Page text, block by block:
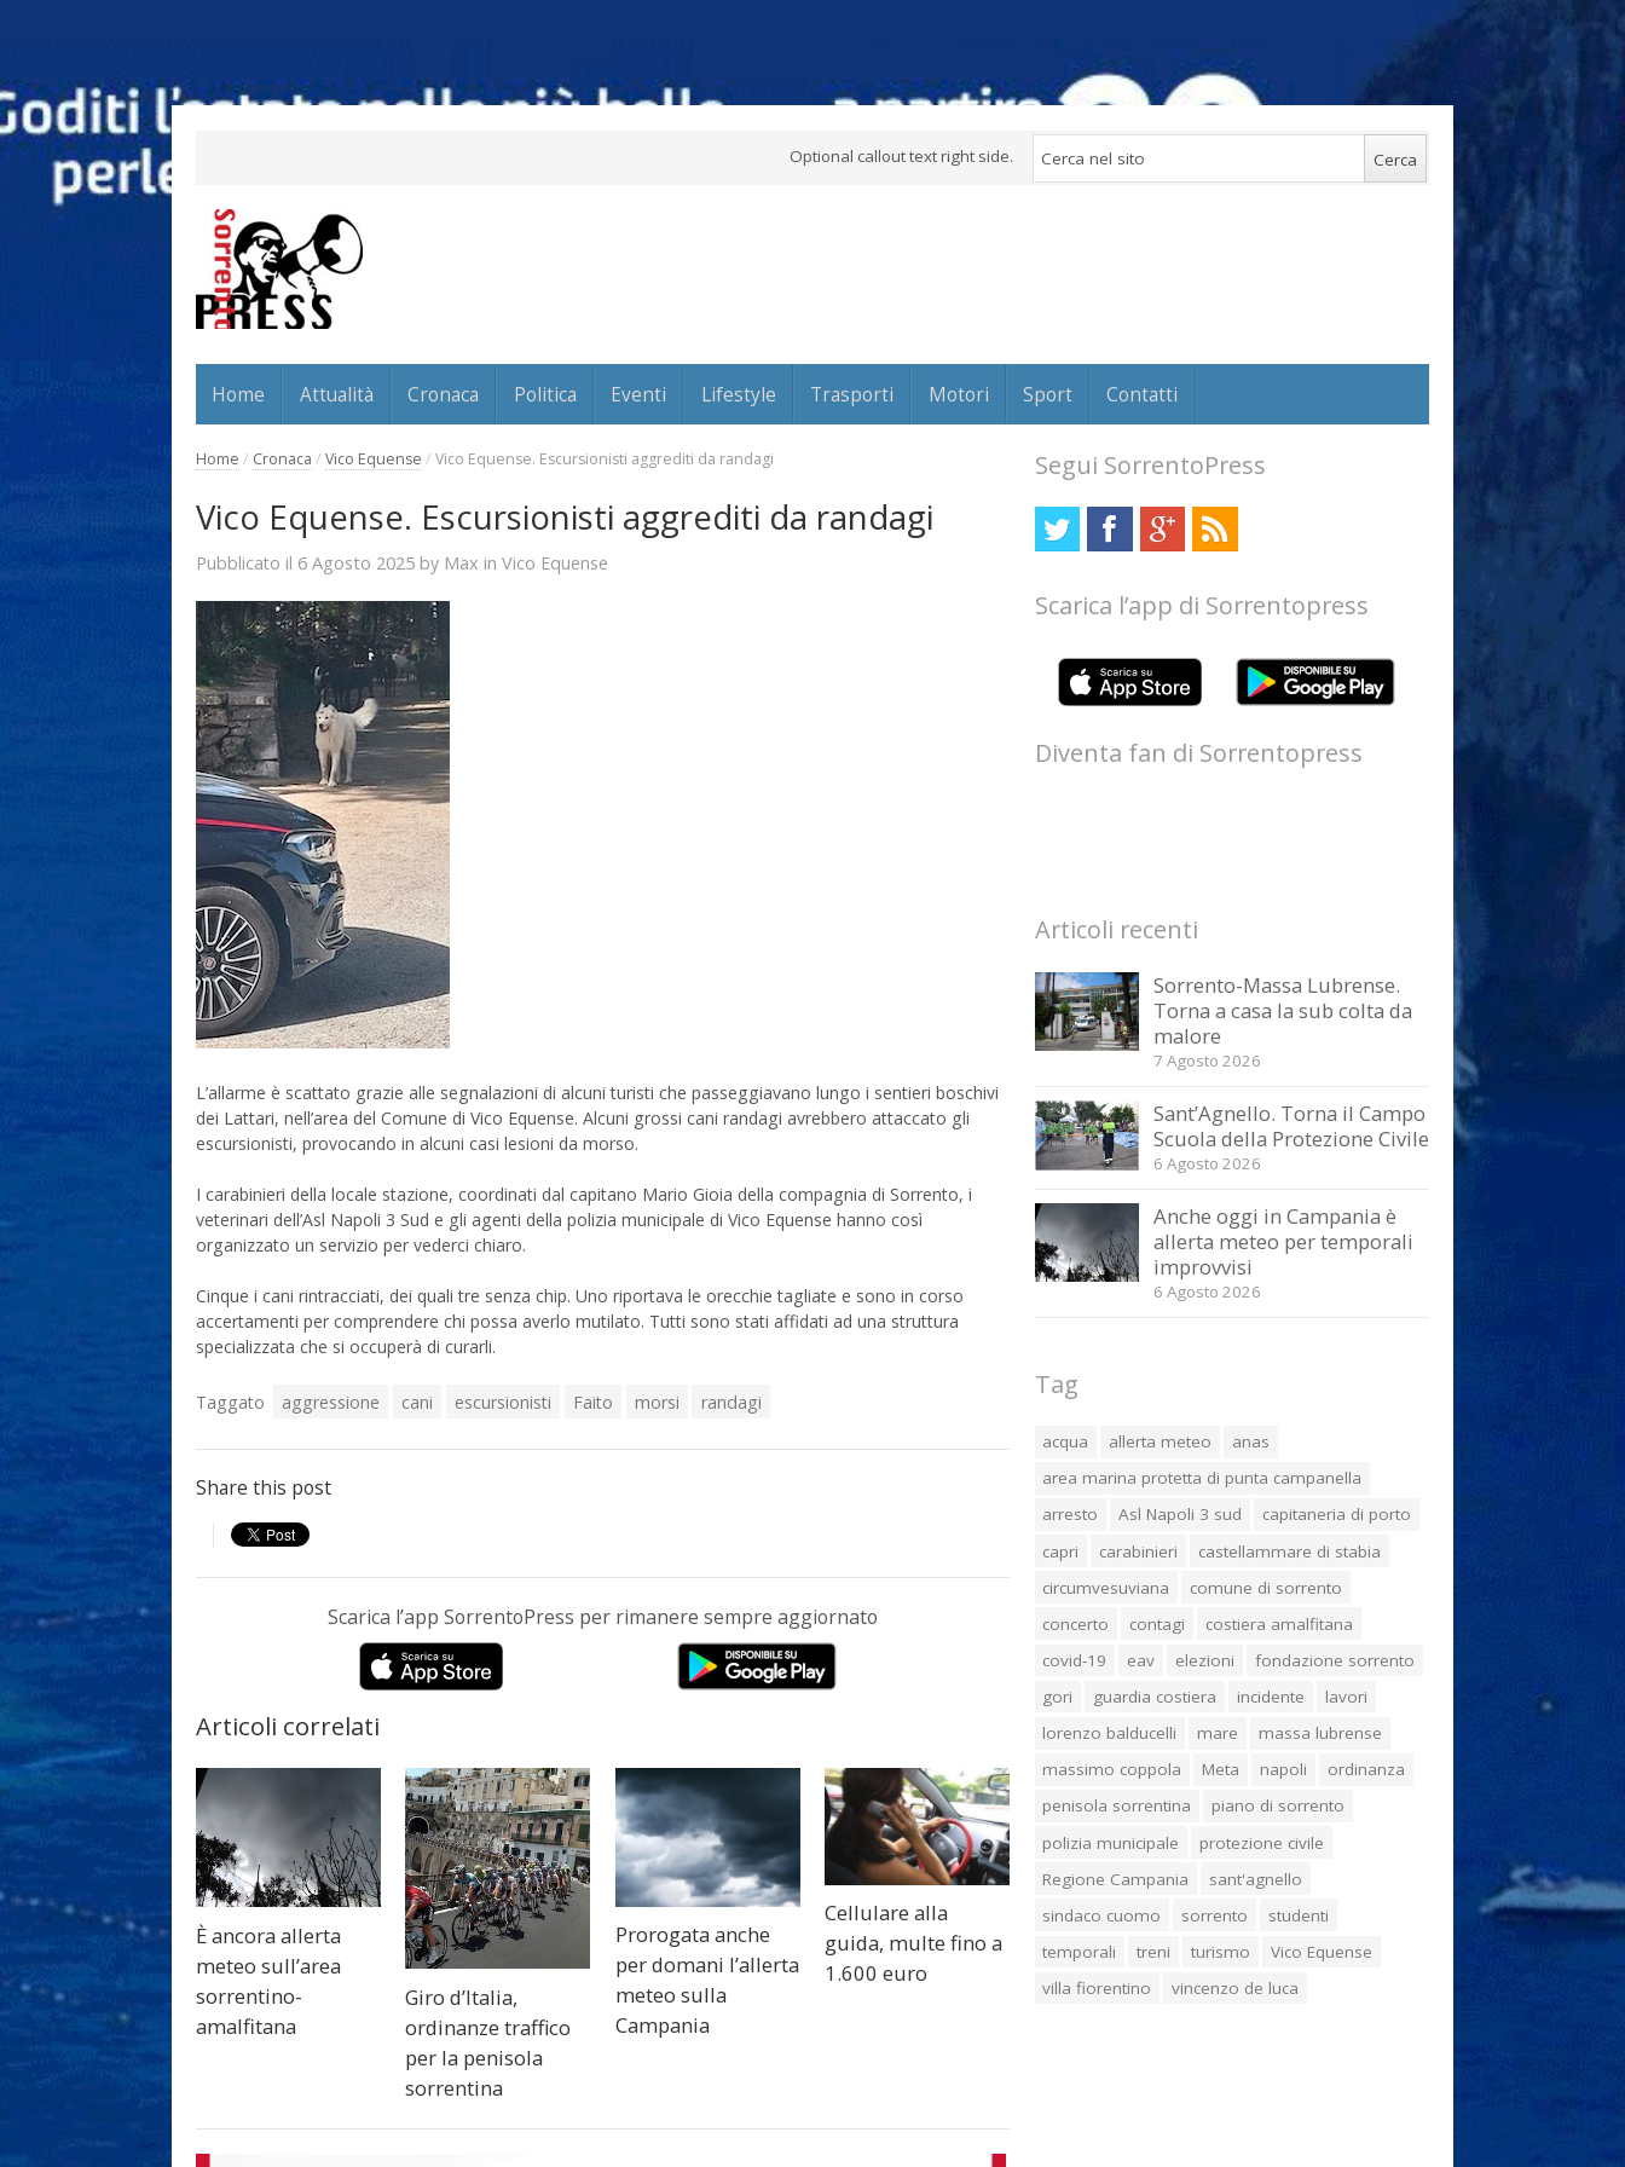
Optional callout text right side.
Home Attualità Cronaca Politica Eventi Lifestyle Trasporti Motori Sport Contatti
Home / Cronaca / Vico Equense / Vico Equense. Escursionisti aggrediti da randagi
Vico Equense. Escursionisti aggrediti da randagi
Pubblicato il 6 Agosto 2025 by Max in Vico Equense
L’allarme è scattato grazie alle segnalazioni di alcuni turisti che passeggiavano lungo i sentieri boschivi
dei Lattari, nell’area del Comune di Vico Equense. Alcuni grossi cani randagi avrebbero attaccato gli
escursionisti, provocando in alcuni casi lesioni da morso.
I carabinieri della locale stazione, coordinati dal capitano Mario Gioia della compagnia di Sorrento, i
veterinari dell’Asl Napoli 3 Sud e gli agenti della polizia municipale di Vico Equense hanno così
organizzato un servizio per vederci chiaro.
Cinque i cani rintracciati, dei quali tre senza chip. Uno riportava le orecchie tagliate e sono in corso
accertamenti per comprendere chi possa averlo mutilato. Tutti sono stati affidati ad una struttura
specializzata che si occuperà di curarli.
Taggato aggressione cani escursionisti Faito morsi randagi
Share this post
Scarica l’app SorrentoPress per rimanere sempre aggiornato
Articoli correlati
È ancora allerta
meteo sull’area
sorrentino-
amalfitana
Giro d’Italia,
ordinanze traffico
per la penisola
sorrentina
Prorogata anche
per domani l’allerta
meteo sulla
Campania
Cellulare alla
guida, multe fino a
1.600 euro
Segui SorrentoPress
Scarica l’app di Sorrentopress
Diventa fan di Sorrentopress
Articoli recenti
Sorrento-Massa Lubrense.
Torna a casa la sub colta da
malore
7 Agosto 2026
Sant’Agnello. Torna il Campo
Scuola della Protezione Civile
6 Agosto 2026
Anche oggi in Campania è
allerta meteo per temporali
improvvisi
6 Agosto 2026
Tag
acqua allerta meteo
anas
area marina protetta di punta campanella
arresto
Asl Napoli 3 sud
capitaneria di porto
capri
carabinieri
castellammare di stabia
circumvesuviana
comune di sorrento
concerto
contagi
costiera amalfitana
covid-19
eav elezioni
fondazione sorrento
gori
guardia costiera incidente
lavori
lorenzo balducelli
mare
massa lubrense
massimo coppola
Meta napoli
ordinanza
penisola sorrentina
piano di sorrento
polizia municipale
protezione civile
Regione Campania
sant'agnello
sindaco cuomo
sorrento
studenti
temporali
treni turismo
Vico Equense
villa fiorentino
vincenzo de luca